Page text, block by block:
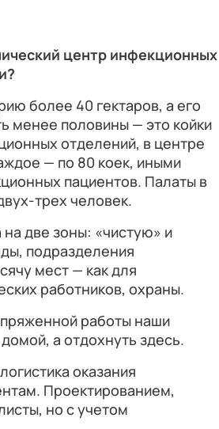
центр инфекционных
более 40 гектаров, а его
менее половины — это койки
отделений, в центре
— по 80 коек, иными
пациентов. Палаты в
трех человек.
две зоны: «чистую» и
подразделения
мест — как для
работников, охраны.
работы наши
а отдохнуть здесь.
оказания
Проектированием,
но с учетом